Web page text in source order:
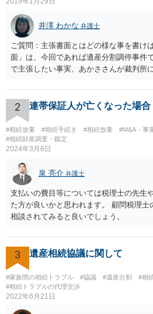
わりうるものでございますので、一度直
ろしいかと思います。
井澤 わかな 弁護士
ご質問：主張書面とはどの様な事を書け
面」は、今回であれば遺産分割調停事件
で主張したい事実、あかささんが裁判所
ります。 もし、主張したい事実や考
資料を持っているようであれば、主張書
し、お姉さんに見られたくないような資
望に関する申出書」と共に提出すること
いた方が良い事と書かない方が良い事 回
立ての趣旨」のところに書いている遺産
ば、まずそれを書くとよいです。 次に「
なぜ調停を申し立てたのか(例えば、あか
決裂した、など)や亡くなった方・あかさ
きさつなどが書かれていると思うので、
うと感じるところは、どのように違うの
の他、お姉さんの申立書には書かれてい
(例えば、○○のときにお姉さんは亡くなっ
った等)、それも書くとよいです。 書か
産分割に関係ない(と思われる)いきさつを
す(あくまで遺産分割に関係することに留
の方に事情を理解してもらいやすいと思い
2 連帯保証人が亡くなった場合
#相続放棄 #相続手続き #相続放棄 #M&A・事
#相続財産調査・鑑定
2024年3月6日
泉 亮介 弁護士
支払いの費目等については税理士の先生
た方が良いかと思われます。 顧問税理
相談されてみると良いでしょう。
3 遺産相続協議に関して
#家族間の相続トラブル #協議 #遺産分割
#相
#相続トラブルの代理交渉
2022年6月21日